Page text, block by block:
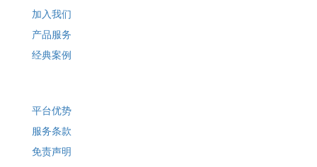
加入我们
产品服务
经典案例
平台优势
服务条款
免责声明